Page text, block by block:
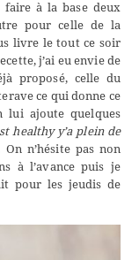
faire à la base deux
pour celle de la
livre le tout ce soir
j’ai eu envie de
proposé, celle du
ce qui donne ce
lui ajoute quelques
healthy y’a plein de
On n’hésite pas non
à l’avance puis je
pour les jeudis de